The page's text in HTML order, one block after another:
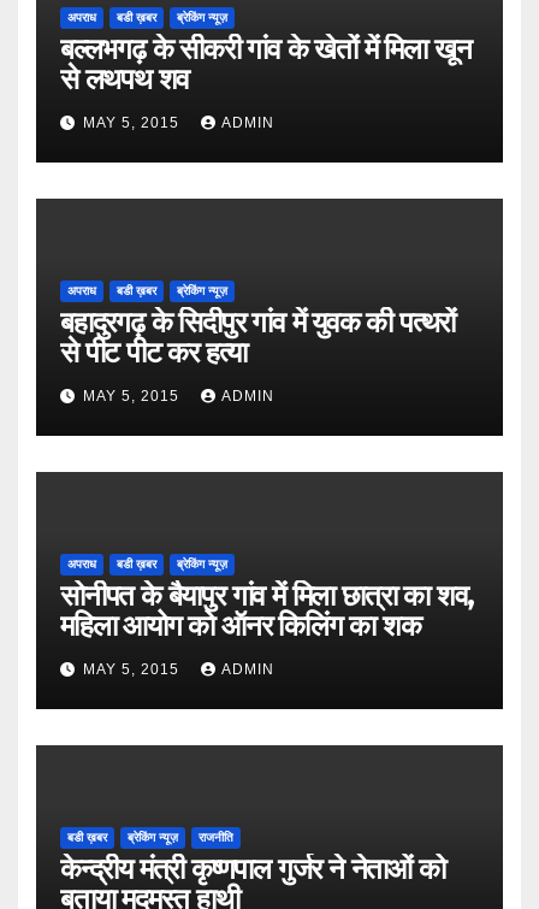
अपराध बडी ख़बर ब्रेकिंग न्यूज़
बल्लभगढ़ के सीकरी गांव के खेतों में मिला खून
से लथपथ शव
MAY 5, 2015 ADMIN
अपराध बडी ख़बर ब्रेकिंग न्यूज़
बहादुरगढ़ के सिदीपुर गांव में युवक की पत्थरों
से पीट पीट कर हत्या
MAY 5, 2015 ADMIN
अपराध बडी ख़बर ब्रेकिंग न्यूज़
सोनीपत के बैयापुर गांव में मिला छात्रा का शव,
महिला आयोग को ऑनर किलिंग का शक
MAY 5, 2015 ADMIN
बडी ख़बर ब्रेकिंग न्यूज़ राजनीति
केन्द्रीय मंत्री कृष्णपाल गुर्जर ने नेताओं को
बताया मदमस्त हाथी